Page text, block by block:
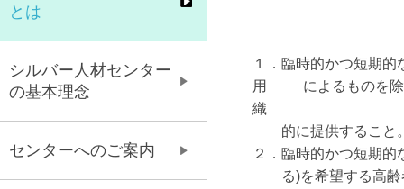
１．臨時的かつ短期
用
に よるものを
織
的に提供すること
２．臨時的かつ短期
る)を希望する高
とは
シルバー人材センター
の基本理念
センターへのご案内